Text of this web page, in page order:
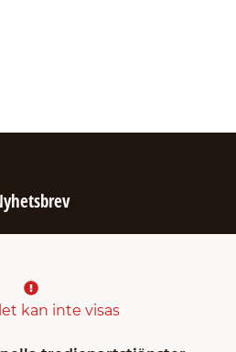
kan inte visas